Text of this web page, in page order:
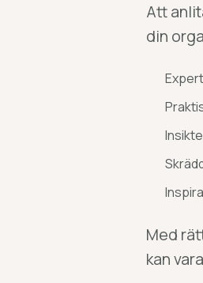
Att
din
Med
kan